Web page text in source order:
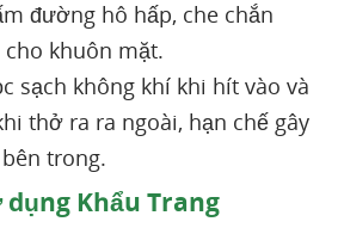
đường hô hấp, che chắn
khuôn mặt.
sạch không khí khi hít vào và
thở ra ra ngoài, hạn chế gây
trong.
Khẩu Trang